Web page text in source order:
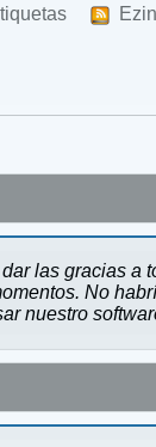
las gracias a
No
nuestro